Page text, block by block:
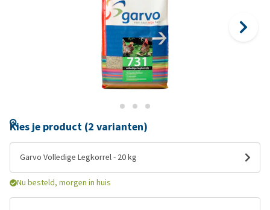
Kies je product (2 varianten)
Garvo Volledige Legkorrel - 20 kg
Nu besteld, morgen in huis